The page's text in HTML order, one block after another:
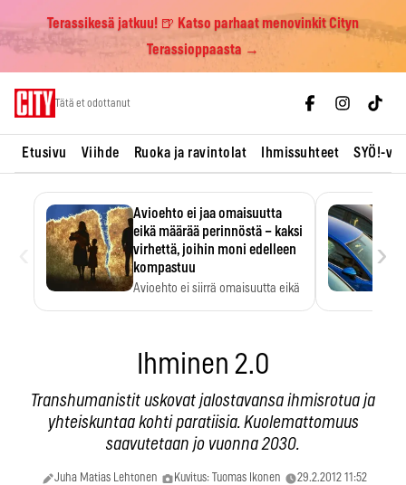
Terassikesä jatkuu! 🍺 Katso parhaat menovinkit Cityn
Terassioppaasta →
Tätä et odottanut
Etusivu Viihde Ruoka ja ravintolat Ihmissuhteet SYÖ!-
Avioehto ei jaa omaisuutta
eikä määrää perinnöstä – kaksi
virhettä, joihin moni edelleen
kompastuu
Avioehto ei siirrä omaisuutta eikä
›
Ihminen 2.0
Transhumanistit uskovat jalostavansa ihmisrotua ja
yhteiskuntaa kohti paratiisia. Kuolemattomuus
saavutetaan jo vuonna 2030.
Juha Matias Lehtonen Kuvitus: Tuomas Ikonen 29.2.2012 11:52